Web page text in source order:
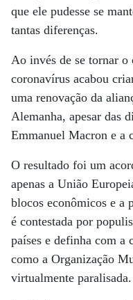
que ele pudesse se
tantas diferenças.
Ao invés de se tornar o
coronavírus acabou
uma renovação da
Alemanha, apesar das
Emmanuel Macron e a
O resultado foi um
apenas a União
blocos econômicos e a
é contestada por
países e definha com a
como a Organização
virtualmente paralisada.